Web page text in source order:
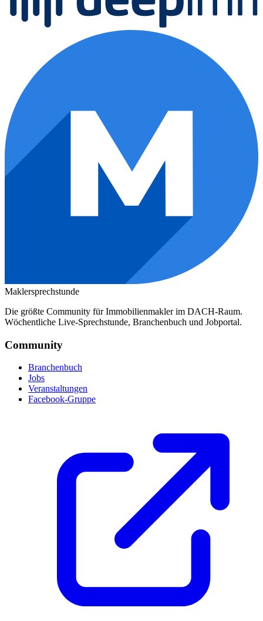
Maklersprechstunde
Die größte Community für Immobilienmakler im DACH-Raum.
Wöchentliche Live-Sprechstunde, Branchenbuch und Jobportal.
Community
Branchenbuch
Jobs
Veranstaltungen
Facebook-Gruppe